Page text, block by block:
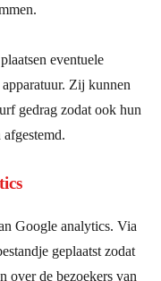
eventuele
Zij kunnen
gedrag zodat ook hun
Google analytics. Via
geplaatst zodat
over de bezoekers van